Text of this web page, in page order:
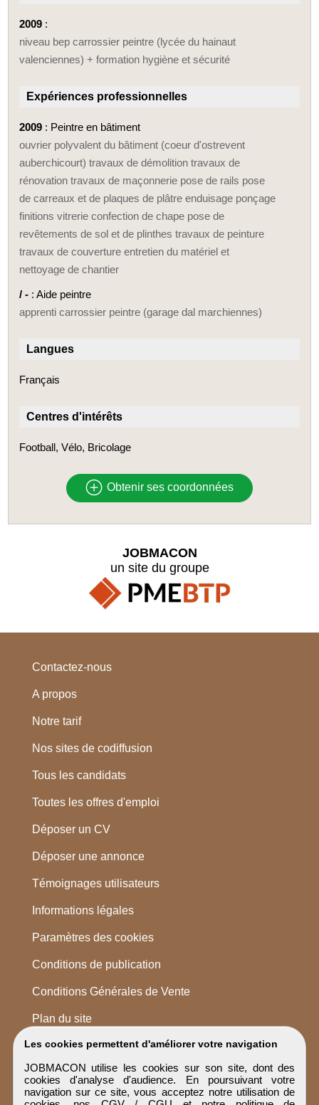
2009 :
niveau bep carrossier peintre (lycée du hainaut
valenciennes) + formation hygiène et sécurité
Expériences professionnelles
2009 : Peintre en bâtiment
ouvrier polyvalent du bâtiment (coeur d'ostrevent
auberchicourt) travaux de démolition travaux de
rénovation travaux de maçonnerie pose de rails pose
de carreaux et de plaques de plâtre enduisage ponçage
finitions vitrerie confection de chape pose de
revêtements de sol et de plinthes travaux de peinture
travaux de couverture entretien du matériel et
nettoyage de chantier
/ - : Aide peintre
apprenti carrossier peintre (garage dal marchiennes)
Langues
Français
Centres d'intérêts
Football, Vélo, Bricolage
Obtenir ses coordonnées
Les cookies permettent d'améliorer votre navigation
JOBMACON utilise les cookies sur son site, dont des
cookies d'analyse d'audience. En poursuivant votre
navigation sur ce site, vous acceptez notre utilisation de
JOBMACON
un site du groupe
Contactez-nous
A propos
Notre tarif
Nos sites de codiffusion
Tous les candidats
Toutes les offres d'emploi
Déposer un CV
Déposer une annonce
Témoignages utilisateurs
Informations légales
Paramètres des cookies
Conditions de publication
Conditions Générales de Vente
Plan du site